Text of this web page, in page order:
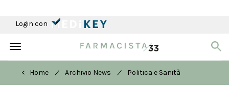
Login con
Toggle
< Home
/ Archivio News / Politica e Sanità